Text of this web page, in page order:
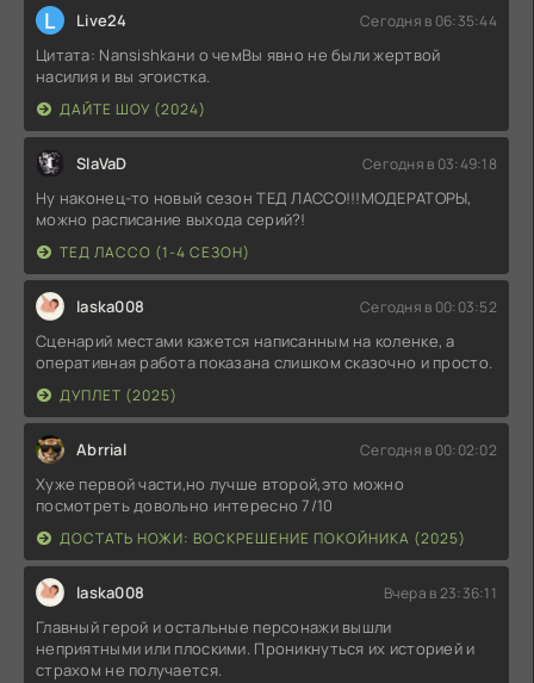
L Live24 Сегодня в 06:35:44
Цитата: Nansishkaни о чемВы явно не были жертвой
насилия и вы эгоистка.
ДАЙТЕ ШОУ (2024)
SlaVaD Сегодня в 03:49:18
Ну наконец-то новый сезон ТЕД ЛАССО!!!МОДЕРАТОРЫ,
можно расписание выхода серий?!
ТЕД ЛАССО (1-4 СЕЗОН)
laska008 Сегодня в 00:03:52
Сценарий местами кажется написанным на коленке, а
оперативная работа показана слишком сказочно и просто.
ДУПЛЕТ (2025)
Abrrial Сегодня в 00:02:02
Хуже первой части,но лучше второй,это можно
посмотреть довольно интересно 7/10
ДОСТАТЬ НОЖИ: ВОСКРЕШЕНИЕ ПОКОЙНИКА (2025)
laska008 Вчера в 23:36:11
Главный герой и остальные персонажи вышли
неприятными или плоскими. Проникнуться их историей и
страхом не получается.